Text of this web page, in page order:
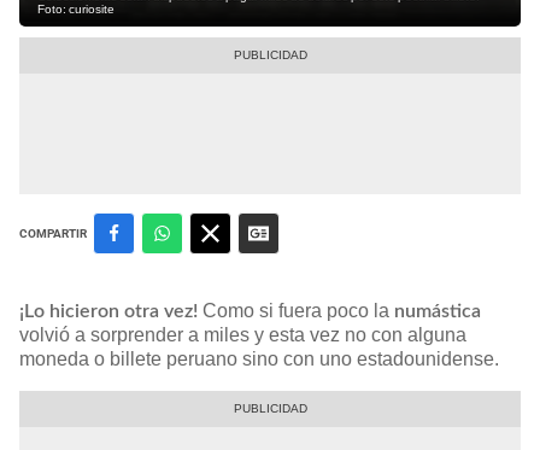
Foto: curiosite
COMPARTIR
¡Lo hicieron otra vez! Como si fuera poco la numástica
volvió a sorprender a miles y esta vez no con alguna
moneda o billete peruano sino con uno estadounidense.